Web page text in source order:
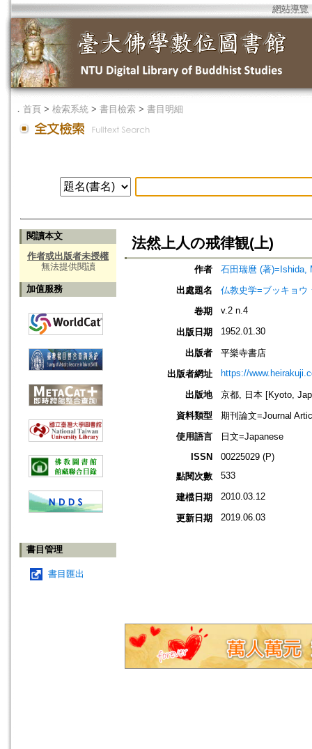
網站導覽
． 首頁 > 檢索系統 > 書目檢索 > 書目明細
閱讀本文
作者或出版者未授權
無法提供閱讀
加值服務
書目管理
書目匯出
法然上人の戒律観(上)
作者
石田瑞麿 (著)=Ishida,
出處題名
仏教史学=ブッキョウ
卷期
v.2 n.4
出版日期 1952.01.30
出版者
平樂寺書店
出版者網址
https://
出版地
京都, 日本 [Kyoto,
資料類型
期刊論文=Journal
使用語言
日文=Japanese
ISSN
00225029 (P)
點閱次數
533
建檔日期 2010.03.12
更新日期 2019.06.03